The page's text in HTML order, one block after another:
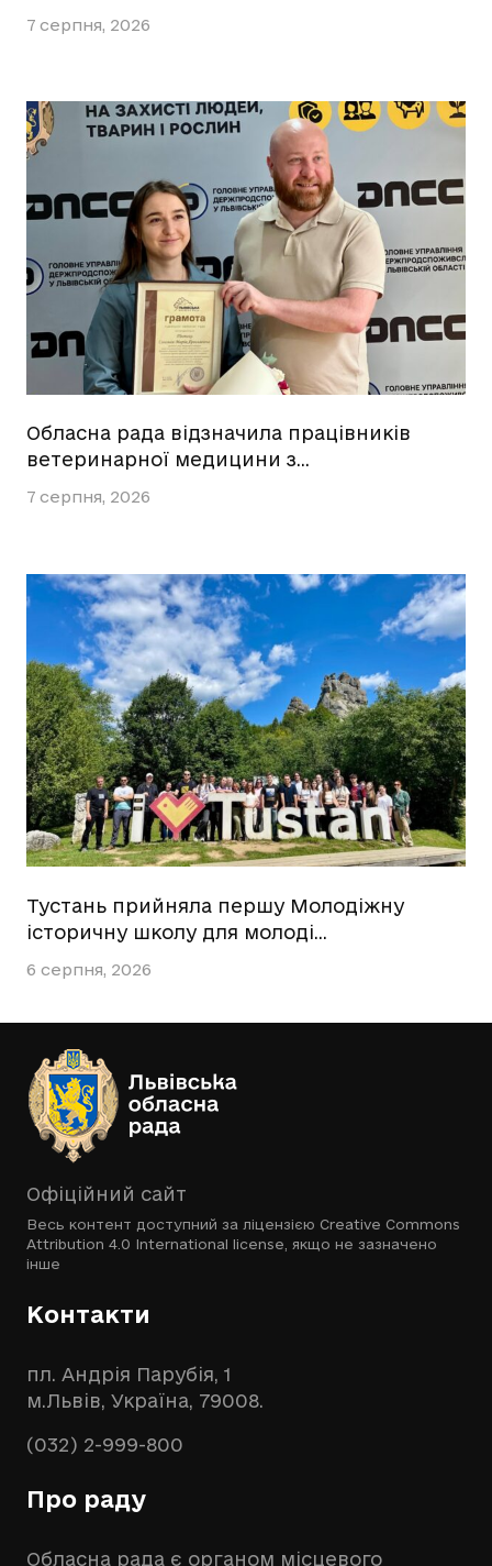
7 серпня, 2026
Обласна рада відзначила працівників
ветеринарної медицини з…
7 серпня, 2026
Тустань прийняла першу Молодіжну
історичну школу для молоді…
6 серпня, 2026
Офіційний сайт
Весь контент доступний за ліцензією Creative Commons
Attribution 4.0 International license , якщо не зазначено
інше
Контакти
пл. Андрія Парубія, 1
м.Львів, Україна, 79008.
(032) 2-999-800
Про раду
Обласна рада є органом місцевого